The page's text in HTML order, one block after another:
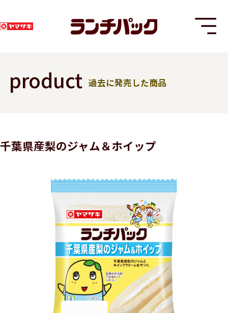
product 過去に発売した商品
千葉県産梨のジャム＆ホイップ